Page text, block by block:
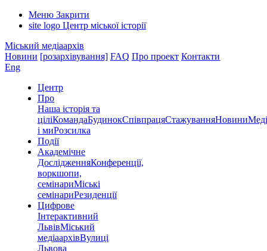
Меню Закрити
site logo Центр міської історії
Міський медіаархів
Новини [розархівування] FAQ Про проект Контакти
Eng
Центр
Про
Наша історія та
ціліКомандаБудинокСпівпрацяСтажуванняНовини
і миРозсилка
Події
Академічне
ДослідженняКонференції,
воркшопи,
семінариМіські
семінариРезиденції
Цифрове
Інтерактивний
ЛьвівМіський
медіаархівВулиці
Львова